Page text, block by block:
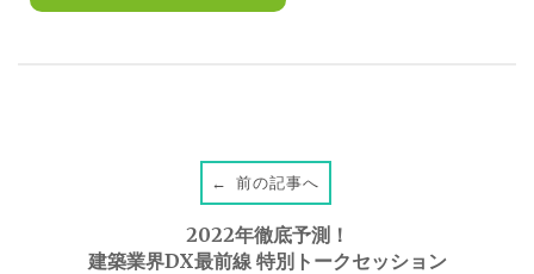
← 前の記事へ
2022年徹底予測！
建築業界DX最前線 特別トークセッション